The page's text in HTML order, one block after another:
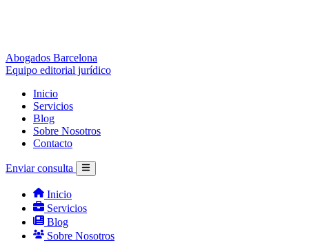
Abogados Barcelona
Equipo editorial jurídico
Inicio
Servicios
Blog
Sobre Nosotros
Contacto
Enviar consulta
Inicio
Servicios
Blog
Sobre Nosotros